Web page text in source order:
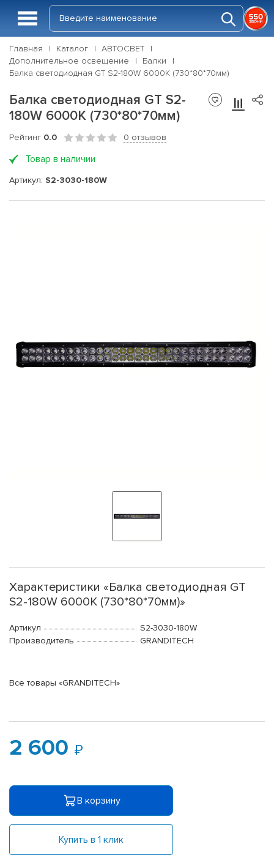
Главная Каталог
АВТОСВЕТ
Дополнительное освещение
Балки
Балка светодиодная GT S2-180W 6000K (730*80*70мм)
Балка светодиодная GT S2-
180W 6000K (730*80*70мм)
Рейтинг 0.0 0 отзывов
Товар в наличии
Артикул: S2-3030-180W
Характеристики «Балка светодиодная GT
S2-180W 6000K (730*80*70мм)»
Артикул
S2-3030-180W
Производитель
GRANDITECH
Все товары «GRANDITECH»
2 600
В корзину
Купить в 1 клик